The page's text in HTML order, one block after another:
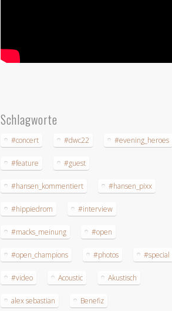
Schlagworte
#concert #dwc22 #evening_heroes
#feature #guest
#hansen_kommentiert #hansen_pixx
#hippiedrom #interview
#macks_meinung #open
#open_champions #photos #special
#video Acoustic Akustisch
alex sebastian Benefiz